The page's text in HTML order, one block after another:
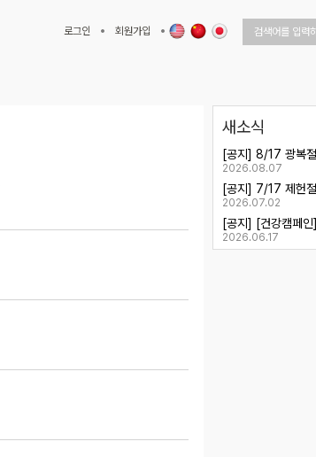
로그인 회원가입
새소식
[공지] 8/17 광복
2026.08.07
[공지] 7/17 제헌
2026.07.02
[공지] [건강캠페인
2026.06.17